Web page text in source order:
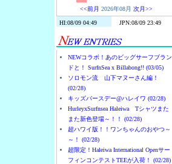
<<前月 2026年08月 次月>>
NEWコラボ！あのビッグサーフブラン
ドと！ SurfnSea x Billabong!! (03/05)
ソロモン流 山下マヌーさん編！
(02/28)
キッズバースデー@ハレイワ (02/28)
HurleyxSurfnsea Haleiwa Tシャツまた
また新色登場～！！ (02/28)
超ハワイ版！！ワンちゃんのおやつ～
～！ (02/28)
超限定！Haleiwa International Openサー
フィンコンテストTEEが入荷！ (02/28)